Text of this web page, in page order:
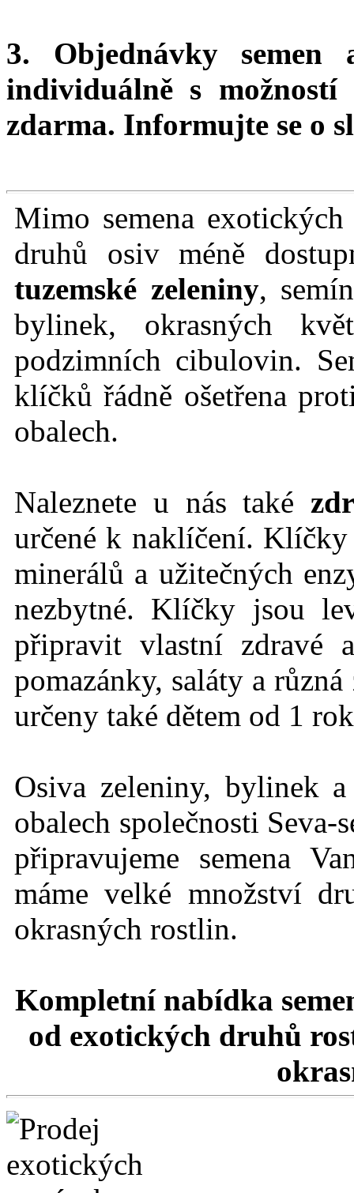
3. Objednávky
individuálně s možností
zdarma. Informujte se o
Mimo semena
druhů osiv méně
tuzemské zeleniny,
bylinek, okrasných
podzimních cibulovin.
klíčků řádně ošetřena
obalech.
Naleznete u nás také
určené k naklíčení.
minerálů a užitečných
nezbytné. Klíčky jsou
připravit vlastní zdravé
pomazánky, saláty a
určeny také dětem od 1
Osiva zeleniny, bylinek
obalech společnosti Seva-
připravujeme semena
máme velké množství
okrasných rostlin.
Kompletní nabídka
od exotických druhů